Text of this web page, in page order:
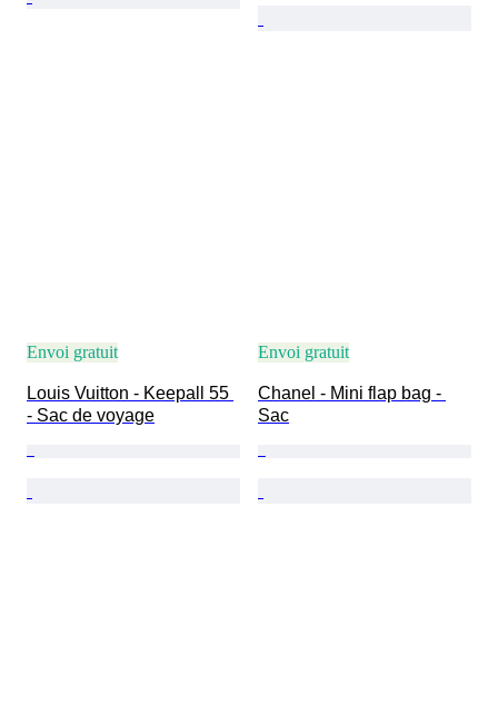
Envoi gratuit
Louis Vuitton - Keepall 55
- Sac de voyage
Envoi gratuit
Chanel - Mini flap bag -
Sac